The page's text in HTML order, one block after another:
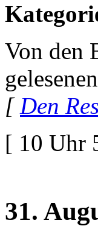
Von den
[Den
[ 10 Uhr
31.